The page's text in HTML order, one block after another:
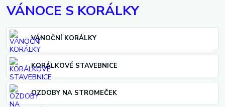
VÁNOCE S KORÁLKY
VÁNOČNÍ KORÁLKY
KORÁLKOVÉ STAVEBNICE
OZDOBY NA STROMEČEK